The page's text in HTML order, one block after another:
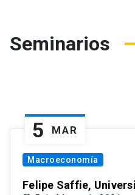
Seminarios
5 MAR
Macroeconomía
Felipe Saffie,